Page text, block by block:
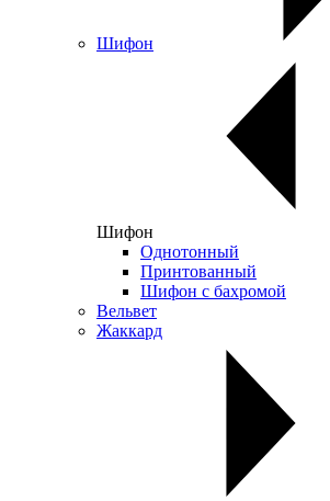
Шифон
Шифон
Однотонный
Принтованный
Шифон с бахромой
Вельвет
Жаккард